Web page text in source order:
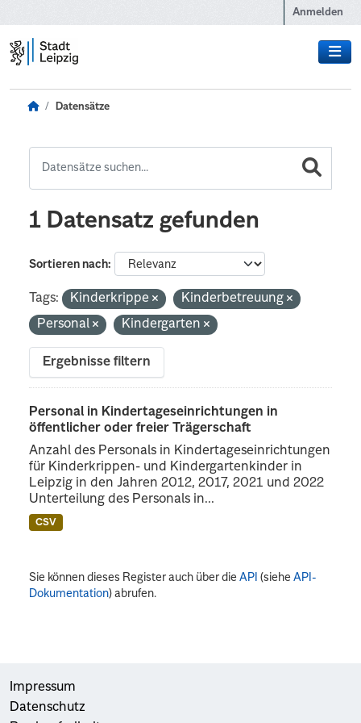
Anmelden
Datensätze
1 Datensatz gefunden
Sortieren nach
Tags: Kinderkrippe
Kinderbetreuung
Personal
Kindergarten
Ergebnisse filtern
Personal in Kindertageseinrichtungen in
öffentlicher oder freier Trägerschaft
Anzahl des Personals in Kindertageseinrichtungen
für Kinderkrippen- und Kindergartenkinder in
Leipzig in den Jahren 2012, 2017, 2021 und 2022
Unterteilung des Personals in...
CSV
Sie können dieses Register auch über dieAPI (sieheAPI-
Dokumentation) abrufen.
Impressum
Datenschutz